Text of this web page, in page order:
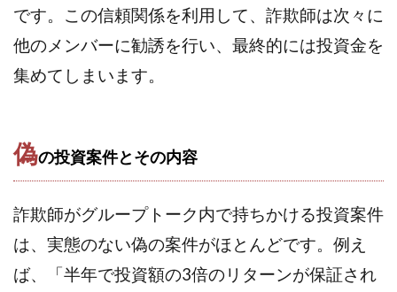
です。この信頼関係を利用して、詐欺師は次々に
他のメンバーに勧誘を行い、最終的には投資金を
集めてしまいます。
偽の投資案件とその内容
詐欺師がグループトーク内で持ちかける投資案件
は、実態のない偽の案件がほとんどです。例え
ば、「半年で投資額の3倍のリターンが保証され
SHYEN GRACE LAURENT INTERNET SERVICES INC
The Messiah(ザ・メシア)
THE TEAM(ザ チーム)
trillion運営事務局
Ubiquitous solution
United Rich F＆B Limited
pm.T株式会社
NEW PRODUCE(ニュープロデュース)
NEW SHIFT(ニューシフト)
NFT
Ng Man Hin